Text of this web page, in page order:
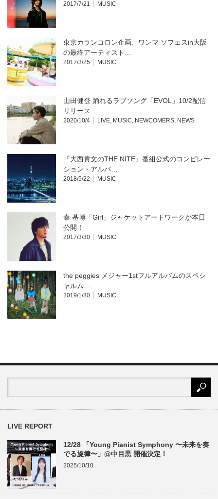
2017/7/21 MUSIC
東京カランコロン企画、ワンマ ソフェスin大阪
の最終アーティスト…
2017/3/25 MUSIC
山田健登 踊れるラブソング「EVOL」10/2配信
リリース
2020/10/4 LIVE, MUSIC, NEWCOMERS, NEWS
『大西貴文のTHE NITE』番組公式のコンピレー
ション・アルバ…
2018/5/22 MUSIC
秦 基博「Girl」ジャケットアートワークが本日
公開！
2017/3/30 MUSIC
the peggies メジャー1stフルアルバムのスペシ
ャルム…
2019/1/30 MUSIC
LIVE REPORT
12/28 「Young Pianist Symphony 〜未来を奏
でる旋律〜」@中目黒 開催決定！
2025/10/10